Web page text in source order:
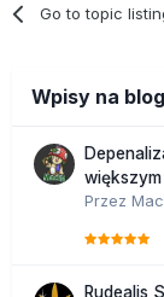
Go to topic
Wpisy na
Przez
Rudealis